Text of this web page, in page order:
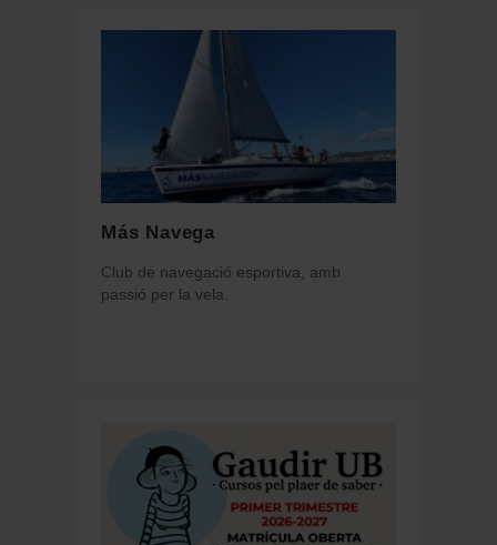
Más Navega
Club de navegació esportiva, amb
passió per la vela.